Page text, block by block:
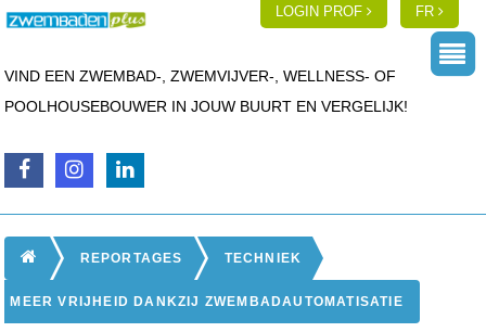
LOGIN PROF FR
VIND EEN ZWEMBAD-, ZWEMVIJVER-, WELLNESS- OF
POOLHOUSEBOUWER IN JOUW BUURT EN VERGELIJK!
REPORTAGES TECHNIEK
MEER VRIJHEID DANKZIJ ZWEMBADAUTOMATISATIE